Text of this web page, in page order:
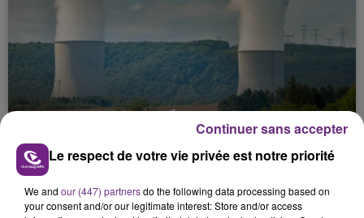
LA CENTRALE NUCLÉAIRE DE CHOOZ
TOUJOURS À L'ARRÊT
Cela fait déjà une semaine que la centrale
nucléaire ardennaise est à l'arrêt. Une situation
justifiée par la sécheresse intense qui est toujours
Le respect de votre vie privée est notre priorité
We and our (447) partnersdo the following data processing based on
your consent and/or our legitimate interest: Store and/or access
Continuer sans accepter